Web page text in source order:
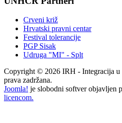
Crveni križ
Hrvatski pravni centar
Festival tolerancije
PGP Sisak
Udruga "MI" - Splt
Copyright © 2026 IRH - Integracija u
prava zadržana.
Joomla! je slobodni softver objavljen
licencom.